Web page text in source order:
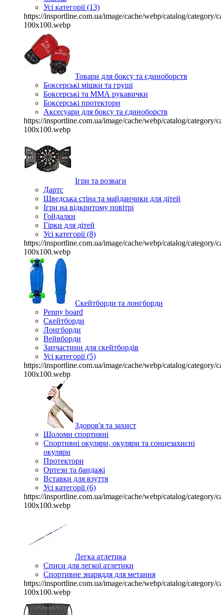
Усі категорії (13)
https://insportline.com.ua/image/cache/webp/catalog/category/
100x100.webp
Товари для боксу та єдиноборств
Боксерські мішки та груші
Боксерські та ММА рукавички
Боксерські протектори
Аксесуари для боксу та єдиноборств
https://insportline.com.ua/image/cache/webp/catalog/category/
100x100.webp
Ігри та розваги
Дартс
Шведська стіна та майданчики для дітей
Ігри на відкритому повітрі
Гойдалки
Гірки для дітей
Усі категорії (8)
https://insportline.com.ua/image/cache/webp/catalog/category/
100x100.webp
Скейтборди та лонгборди
Penny board
Скейтборди
Лонгборди
Вейвборди
Запчастини для скейтбордів
Усі категорії (5)
https://insportline.com.ua/image/cache/webp/catalog/category/
100x100.webp
Здоров'я та захист
Шоломи спортивні
Спортивні окуляри, окуляри та сонцезахисні
окуляри
Протектори
Ортези та бандажі
Вставки для взуття
Усі категорії (6)
https://insportline.com.ua/image/cache/webp/catalog/category/
100x100.webp
Легка атлетика
Списи для легкої атлетики
Спортивне знаряддя для метання
https://insportline.com.ua/image/cache/webp/catalog/category/
100x100.webp